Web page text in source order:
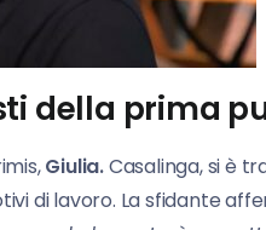
della prima
Giulia.Casalinga, si è
di lavoro. La sfidante